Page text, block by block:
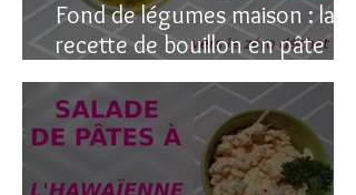
Fond de légumes maison : la
recette de bouillon en pâte
(sain & facile)